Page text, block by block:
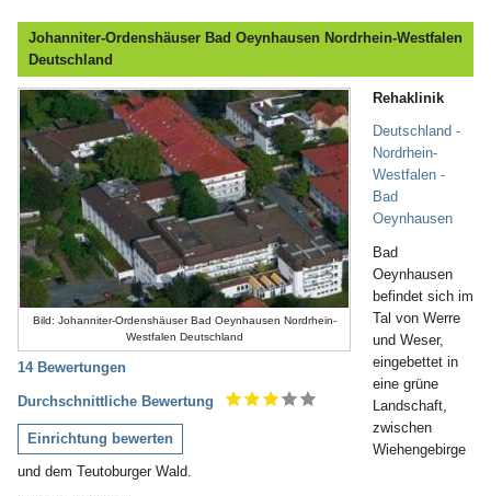
Johanniter-Ordenshäuser Bad Oeynhausen Nordrhein-Westfalen
Deutschland
Bild: Johanniter-Ordenshäuser Bad Oeynhausen Nordrhein-
Westfalen Deutschland
14 Bewertungen
Durchschnittliche Bewertung
Einrichtung bewerten
Rehaklinik
Deutschland -
Nordrhein-
Westfalen -
Bad
Oeynhausen
Bad
Oeynhausen
befindet sich im
Tal von Werre
und Weser,
eingebettet in
eine grüne
Landschaft,
zwischen
Wiehengebirge
und dem Teutoburger Wald.